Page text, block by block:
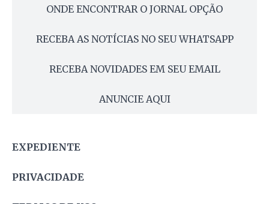
ONDE ENCONTRAR O JORNAL OPÇÃO
RECEBA AS NOTÍCIAS NO SEU WHATSAPP
RECEBA NOVIDADES EM SEU EMAIL
ANUNCIE AQUI
EXPEDIENTE
PRIVACIDADE